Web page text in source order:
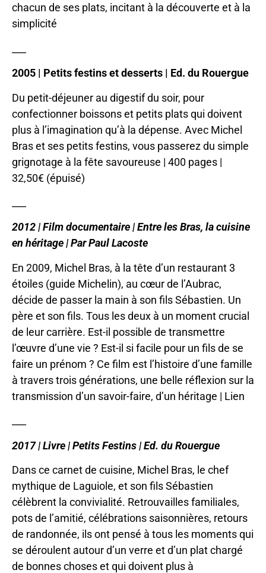
chacun de ses plats, incitant à la découverte et à la
simplicité
2005 | Petits festins et desserts | Ed. du Rouergue
Du petit-déjeuner au digestif du soir, pour
confectionner boissons et petits plats qui doivent
plus à l’imagination qu’à la dépense. Avec Michel
Bras et ses petits festins, vous passerez du simple
grignotage à la fête savoureuse | 400 pages |
32,50€ (épuisé)
2012 | Film documentaire | Entre les Bras, la cuisine
en héritage | Par Paul Lacoste
En 2009, Michel Bras, à la tête d’un restaurant 3
étoiles (guide Michelin), au cœur de l’Aubrac,
décide de passer la main à son fils Sébastien. Un
père et son fils. Tous les deux à un moment crucial
de leur carrière. Est-il possible de transmettre
l’œuvre d’une vie ? Est-il si facile pour un fils de se
faire un prénom ? Ce film est l’histoire d’une famille
à travers trois générations, une belle réflexion sur la
transmission d’un savoir-faire, d’un héritage | Lien
2017 | Livre | Petits Festins | Ed. du Rouergue
Dans ce carnet de cuisine, Michel Bras, le chef
mythique de Laguiole, et son fils Sébastien
célèbrent la convivialité. Retrouvailles familiales,
pots de l’amitié, célébrations saisonnières, retours
de randonnée, ils ont pensé à tous les moments qui
se déroulent autour d’un verre et d’un plat chargé
de bonnes choses et qui doivent plus à